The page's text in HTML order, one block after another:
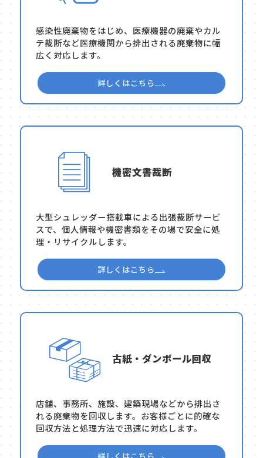
感染性廃棄物をはじめ、医療機器の廃棄やカル
テ裁断など医療機関から排出される廃棄物に幅
広く対応します。
詳しくはこちら
機密文書裁断
大型シュレッダー搭載車による出張裁断サービ
スで、個人情報や機密書類をその場で安全に処
理・リサイクルします。
詳しくはこちら
古紙・ダンボール回収
店舗、事務所、施設、建築現場などから排出さ
れる廃棄物を回収します。お客様ごとに的確な
回収方法と処理方法で迅速に対応します。